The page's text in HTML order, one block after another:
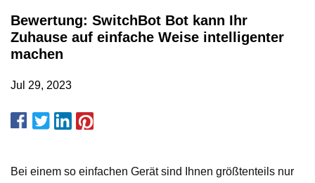
Bewertung: SwitchBot Bot kann Ihr
Zuhause auf einfache Weise intelligenter
machen
Jul 29, 2023
Bei einem so einfachen Gerät sind Ihnen größtenteils nur